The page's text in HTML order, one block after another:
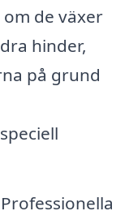
de växer
hinder,
på grund
Professionella